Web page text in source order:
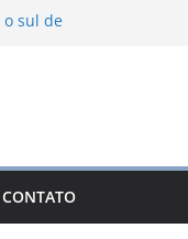
sul de
CONTATO